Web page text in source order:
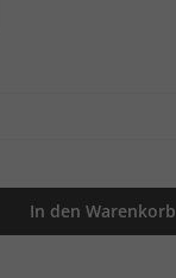
In den Warenkorb